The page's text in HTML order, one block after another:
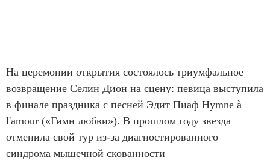
На церемонии открытия состоялось триумфальное
возвращение Селин Дион на сцену: певица выступила
в финале праздника с песней Эдит Пиаф Hymne à
l'amour («Гимн любви»). В прошлом году звезда
отменила свой тур из-за диагностированного
синдрома мышечной скованности —